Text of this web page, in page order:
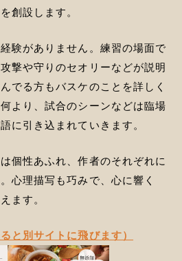
創設します。
験がありません。練習の場面で
撃や守りのセオリーなどが説明
でる方もバスケのことを詳しく
より、試合のシーンなどは臨場
に引き込まれていきます。
個性あふれ、作者のそれぞれに
心理描写も巧みで、心に響く
ます。
と別サイトに飛びます）